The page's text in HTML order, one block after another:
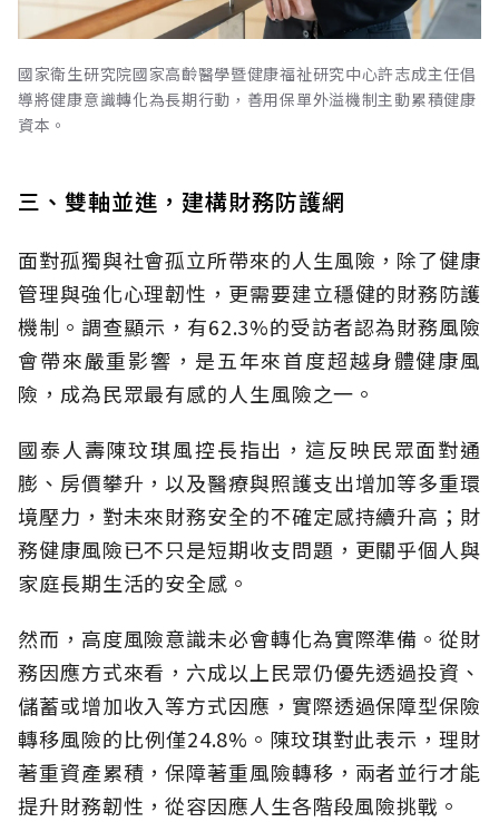
國家衛生研究院國家高齡醫學暨健康福祉研究中心許志成主任倡
導將健康意識轉化為長期行動，善用保單外溢機制主動累積健康
資本。
三、雙軸並進，建構財務防護網
面對孤獨與社會孤立所帶來的人生風險，除了健康
管理與強化心理韌性，更需要建立穩健的財務防護
機制。調查顯示，有62.3%的受訪者認為財務風險
會帶來嚴重影響，是五年來首度超越身體健康風
險，成為民眾最有感的人生風險之一。
國泰人壽陳玟琪風控長指出，這反映民眾面對通
膨、房價攀升，以及醫療與照護支出增加等多重環
境壓力，對未來財務安全的不確定感持續升高；財
務健康風險已不只是短期收支問題，更關乎個人與
家庭長期生活的安全感。
然而，高度風險意識未必會轉化為實際準備。從財
務因應方式來看，六成以上民眾仍優先透過投資、
儲蓄或增加收入等方式因應，實際透過保障型保險
轉移風險的比例僅24.8%。陳玟琪對此表示，理財
著重資產累積，保障著重風險轉移，兩者並行才能
提升財務韌性，從容因應人生各階段風險挑戰。